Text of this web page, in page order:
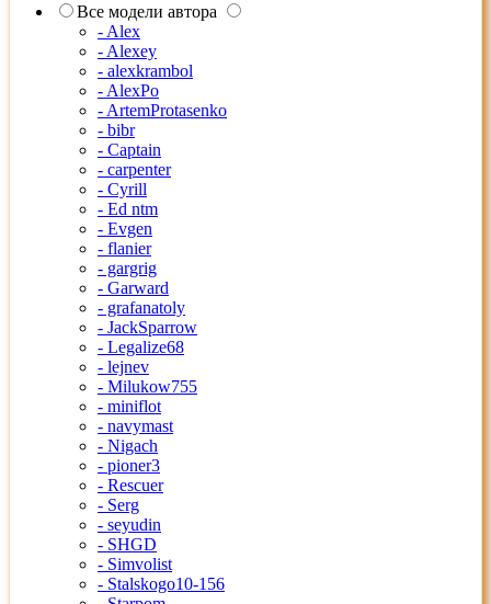
Все модели автора
- Alex
- Alexey
- alexkrambol
- AlexPo
- ArtemProtasenko
- bibr
- Captain
- carpenter
- Cyrill
- Ed ntm
- Evgen
- flanier
- gargrig
- Garward
- grafanatoly
- JackSparrow
- Legalize68
- lejnev
- Milukow755
- miniflot
- navymast
- Nigach
- pioner3
- Rescuer
- Serg
- seyudin
- SHGD
- Simvolist
- Stalskogo10-156